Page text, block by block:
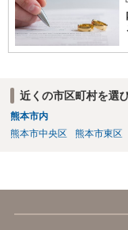
近くの市区町村を選
熊本市内
熊本市中央区
熊本市東区